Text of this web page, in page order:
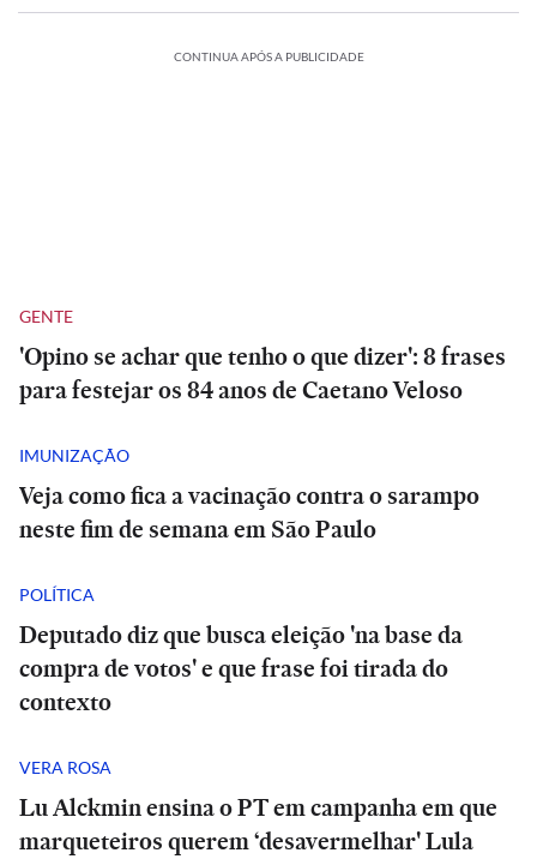
CONTINUA APÓS A PUBLICIDADE
GENTE
'Opino se achar que tenho o que dizer': 8 frases
para festejar os 84 anos de Caetano Veloso
IMUNIZAÇÃO
Veja como fica a vacinação contra o sarampo
neste fim de semana em São Paulo
POLÍTICA
Deputado diz que busca eleição 'na base da
compra de votos' e que frase foi tirada do
contexto
VERA ROSA
Lu Alckmin ensina o PT em campanha em que
marqueteiros querem ‘desavermelhar' Lula